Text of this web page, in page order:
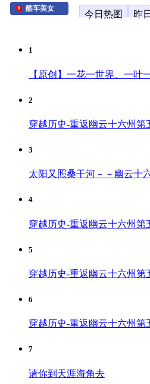
酷车美女
今日热图 昨
1
【原创】一花一世界、一叶
2
穿越历史-重返幽云十六州第
3
太阳又照桑干河－－幽云十
4
穿越历史-重返幽云十六州第
5
穿越历史-重返幽云十六州第
6
穿越历史-重返幽云十六州第
7
请你到天涯海角去